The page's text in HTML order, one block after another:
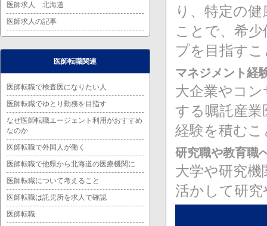
り、特定の
ことで、希
プを目指す
マネジメント経
大企業やコ
する嘱託産
経験を積む
研究職や教育職
大学や研究
活かして研
医師求人 北海道
医師求人の記事
医師転職関連
医師転職で検査医になりたい人
医師転職でゆとり勤務を目指す
なぜ医師転職エージェント利用がおすすめ
なのか
医師転職で外国人が働く
医師転職で他県から北海道の医療機関に
医師転職について考えること
医師転職は託児所を求人で確認
医師転職